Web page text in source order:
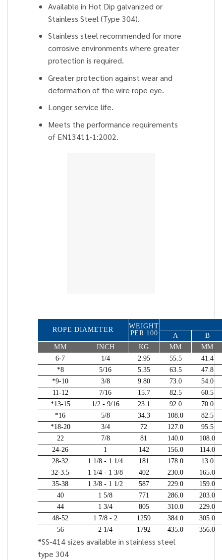
Available in Hot Dip galvanized or
Stainless Steel (Type 304).
Stainless steel recommended for more
corrosive environments where greater
protection is required.
Greater protection against wear and
deformation of the wire rope eye.
Longer service life.
Meets the performance requirements
of EN13411-1:2002.
ROPE DIAMETER
WEIGHT
PER 100
A
B
MM
INCH KG MM
MM
6-7
1/4 2.95 55.5
41.4
*8
5/16 5.35 63.5
47.8
*9-10
3/8 9.80 73.0
54.0
11-12
7/16 15.7 82.5
60.5
*13-15
1/2 - 9/16 23.1 92.0
70.0
*16
5/8 34.3 108.0
82.5
*18-20
3/4 72 127.0
95.5
22
7/8 81 140.0
108.0
24-26
1 142 156.0
114.0
28-32
1 1/8 - 1 1/4 181 178.0
13.0
32-3.5
1 1/4 - 1 3/8 402 230.0
165.0
35-38
1 3/8 - 1 1/2 587 229.0
159.0
40
1 5/8 771 286.0
203.0
44
1 3/4 805 310.0
229.0
48-52
1 7/8 - 2 1259 384.0
305.0
56
2 1/4 1792 435.0 356.0
*SS-414 sizes available in stainless steel
type 304